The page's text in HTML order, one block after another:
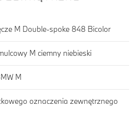
M Double-spoke 848 Bicolor
M ciemny niebieski
M
oznaczenia zewnętrznego